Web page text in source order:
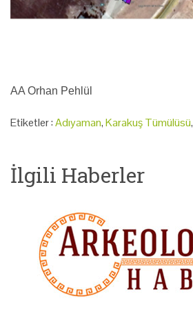
AA Orhan Pehlül
Etiketler :Adıyaman,Karakuş Tümülüsü,
İlgili Haberler